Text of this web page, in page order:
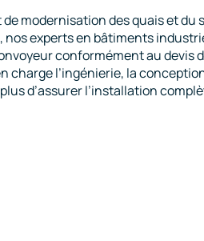
modernisation des quais et du
nos experts en bâtiments
conformément au devis
charge l’ingénierie, la
d’assurer l’installation